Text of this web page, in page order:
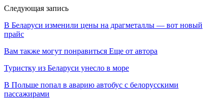
Следующая запись
В Беларуси изменили цены на драгметаллы — вот новый
прайс
Вам также могут понравиться Еще от автора
Туристку из Беларуси унесло в море
В Польше попал в аварию автобус с белорусскими
пассажирами